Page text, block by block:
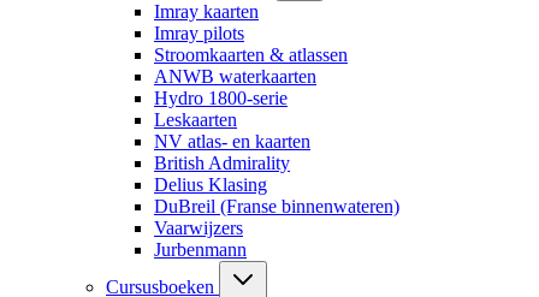
Imray kaarten
Imray pilots
Stroomkaarten & atlassen
ANWB waterkaarten
Hydro 1800-serie
Leskaarten
NV atlas- en kaarten
British Admirality
Delius Klasing
DuBreil (Franse binnenwateren)
Vaarwijzers
Jurbenmann
Cursusboeken